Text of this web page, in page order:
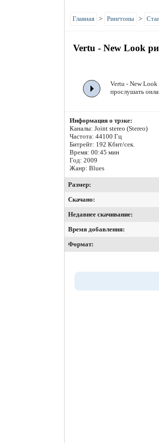
Главная > Рингтоны >
Vertu - New Look
Vertu - New Look
прослушать
Информация о трэке:
Каналы: Joint stereo (Stereo)
Частота: 44100 Гц
Битрейт: 192 Кбит/сек.
Время: 00:45 мин
Год: 2009
Жанр: Blues
Размер:
Скачано:
Недавнее скачивание:
Время добавления:
Формат: